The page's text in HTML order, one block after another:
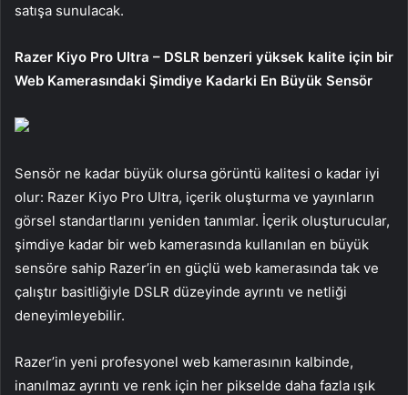
satışa sunulacak.
Razer Kiyo Pro Ultra – DSLR benzeri yüksek kalite için bir
Web Kamerasındaki Şimdiye Kadarki En Büyük Sensör
Sensör ne kadar büyük olursa görüntü kalitesi o kadar iyi
olur: Razer Kiyo Pro Ultra, içerik oluşturma ve yayınların
görsel standartlarını yeniden tanımlar. İçerik oluşturucular,
şimdiye kadar bir web kamerasında kullanılan en büyük
sensöre sahip Razer’in en güçlü web kamerasında tak ve
çalıştır basitliğiyle DSLR düzeyinde ayrıntı ve netliği
deneyimleyebilir.
Razer’in yeni profesyonel web kamerasının kalbinde,
inanılmaz ayrıntı ve renk için her pikselde daha fazla ışık